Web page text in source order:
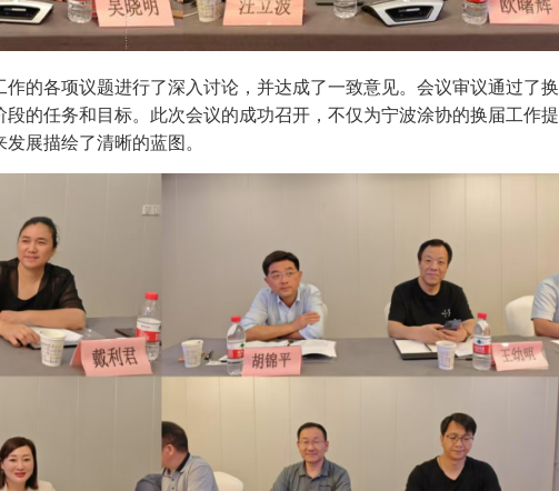
作的各项议题进行了深入讨论，并达成了一致意见。会议审议通过了换
的任务和目标。此次会议的成功召开，不仅为宁波涂协的换届工作提
展描绘了清晰的蓝图。